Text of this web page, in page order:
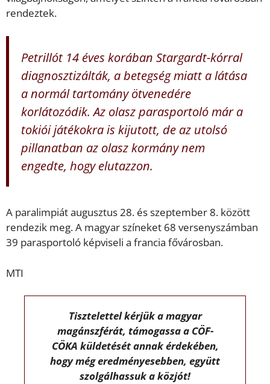
rendeztek.
Petrillót 14 éves korában Stargardt-kórral
diagnosztizálták, a betegség miatt a látása
a normál tartomány ötvenedére
korlátozódik. Az olasz parasportoló már a
tokiói játékokra is kijutott, de az utolsó
pillanatban az olasz kormány nem
engedte, hogy elutazzon.
A paralimpiát augusztus 28. és szeptember 8. között
rendezik meg. A magyar színeket 68 versenyszámban
39 parasportoló képviseli a francia fővárosban.
MTI
Tisztelettel kérjük a magyar
magánszférát, támogassa a CÖF-
CÖKA küldetését annak érdekében,
hogy még eredményesebben, együtt
szolgálhassuk a közjót!